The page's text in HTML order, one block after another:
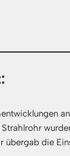
übergab die